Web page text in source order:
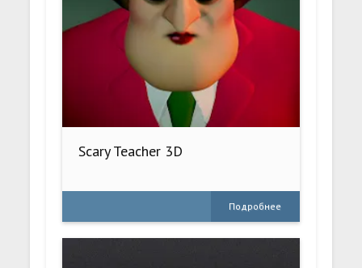
Scary Teacher 3D
Подробнее